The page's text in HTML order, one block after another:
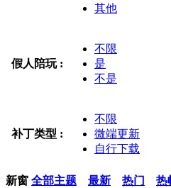
其他
假人陪玩 :
不限
是
不是
补丁类型 :
不限
微端更新
自行下载
新窗 全部主题 最新 热门 热